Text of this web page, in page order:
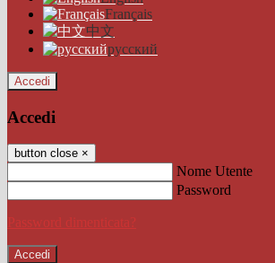
Français
中文
русский
Accedi
Accedi
button close ×
Nome Utente
Password
Password dimenticata?